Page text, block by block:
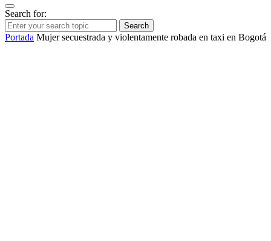
Search for:
Search
Portada Mujer secuestrada y violentamente robada en taxi en Bogotá